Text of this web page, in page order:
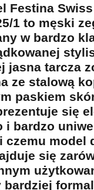
Festina
1 to męski
w bardzo
jasna tarcza
ze stalową
paskiem
się
i bardzo
czemu model
się
bardziej